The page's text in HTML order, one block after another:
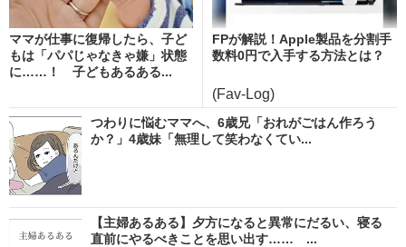
ママが仕事に復帰したら、子ど
もは「パパじゃなきゃ嫌」状態
に……！ 子どもあるある...
FPが解説！Apple製品を分割手
数料0円で入手する方法とは？
(Fav-Log)
つわりに悩むママへ、6歳兄「おれがごはん作ろう
か？」4歳妹「無理して笑わなくてい...
【主婦あるある】夕方になると異常にだるい、寝る
直前にやるべきことを思い出す…… ...